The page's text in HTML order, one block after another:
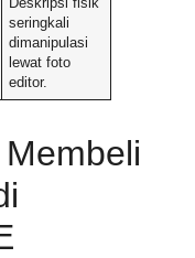
seringkali
dimanipulasi
lewat foto
editor.